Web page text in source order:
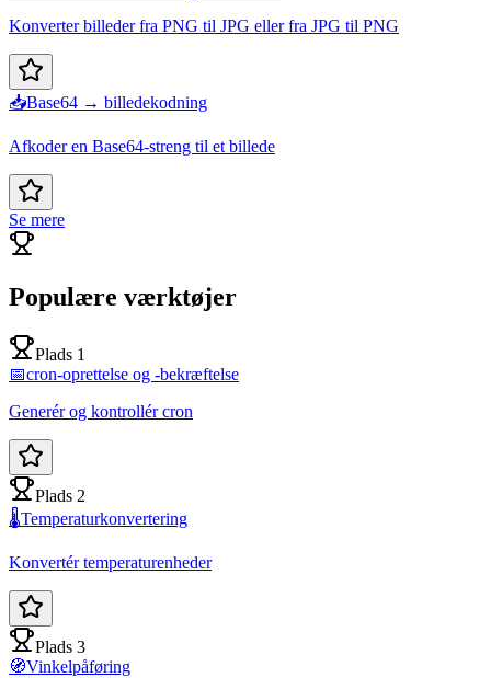
Konverter billeder fra PNG til JPG eller fra JPG til PNG
📥Base64 → billedekodning
Afkoder en Base64-streng til et billede
Se mere
Populære værktøjer
Plads 1
📅cron-oprettelse og -bekræftelse
Generér og kontrollér cron
Plads 2
🌡️Temperaturkonvertering
Konvertér temperaturenheder
Plads 3
🧭Vinkelpåføring